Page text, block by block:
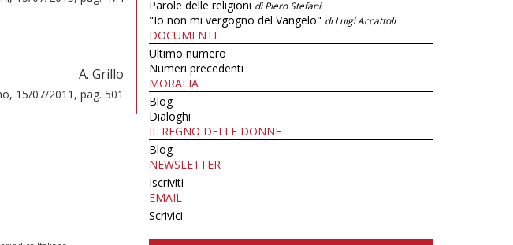
A. Grillo
15/07/2011, pag. 501
Parole delle religioni di Piero Stefani
"Io non mi vergogno del Vangelo" di Luigi Accattoli
DOCUMENTI
Ultimo numero
Numeri precedenti
MORALIA
Blog
Dialoghi
IL REGNO DELLE DONNE
Blog
NEWSLETTER
Iscriviti
EMAIL
Scrivici